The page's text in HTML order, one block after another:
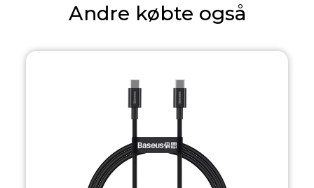
Andre købte også